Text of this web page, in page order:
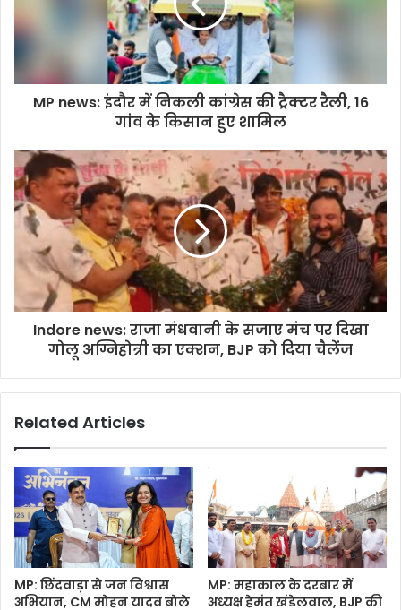
MP news: इंदौर में निकली कांग्रेस की ट्रैक्टर रैली, 16
गांव के किसान हुए शामिल
Indore news: राजा मंधवानी के सजाए मंच पर दिखा
गोलू अग्निहोत्री का एक्शन, BJP को दिया चैलेंज
Related Articles
MP: छिंदवाड़ा से जन विश्वास
अभियान, CM मोहन यादव बोले
MP: महाकाल के दरबार में
अध्यक्ष हेमंत खंडेलवाल, BJP की